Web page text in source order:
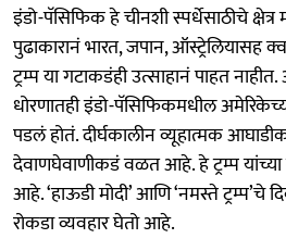
इंडो-पॅसिफिक हे चीनशी स्पर्धेसाठीचे
पुढाकारानं भारत, जपान, ऑस्ट्रेलियासह
ट्रम्प या गटाकडंही उत्साहानं पाहत नाहीत.
धोरणातही इंडो-पॅसिफिकमधील
पडलं होतं. दीर्घकालीन व्यूहात्मक
देवाणघेवाणीकडं वळत आहे. हे ट्रम्प यांच्या
आहे. ‘हाऊडी मोदी’ आणि ‘नमस्ते
रोकडा व्यवहार घेतो आहे.